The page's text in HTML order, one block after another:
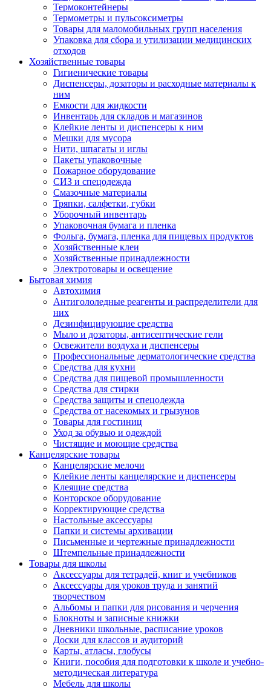
Термоконтейнеры
Термометры и пульсоксиметры
Товары для маломобильных групп населения
Упаковка для сбора и утилизации медицинских
отходов
Хозяйственные товары
Гигиенические товары
Диспенсеры, дозаторы и расходные материалы к
ним
Емкости для жидкости
Инвентарь для складов и магазинов
Клейкие ленты и диспенсеры к ним
Мешки для мусора
Нити, шпагаты и иглы
Пакеты упаковочные
Пожарное оборудование
СИЗ и спецодежда
Смазочные материалы
Тряпки, салфетки, губки
Уборочный инвентарь
Упаковочная бумага и пленка
Фольга, бумага, пленка для пищевых продуктов
Хозяйственные клеи
Хозяйственные принадлежности
Электротовары и освещение
Бытовая химия
Автохимия
Антигололедные реагенты и распределители для
них
Дезинфицирующие средства
Мыло и дозаторы, антисептические гели
Освежители воздуха и диспенсеры
Профессиональные дерматологические средства
Средства для кухни
Средства для пищевой промышленности
Средства для стирки
Средства защиты и спецодежда
Средства от насекомых и грызунов
Товары для гостиниц
Уход за обувью и одеждой
Чистящие и моющие средства
Канцелярские товары
Канцелярские мелочи
Клейкие ленты канцелярские и диспенсеры
Клеящие средства
Конторское оборудование
Корректирующие средства
Настольные аксессуары
Папки и системы архивации
Письменные и чертежные принадлежности
Штемпельные принадлежности
Товары для школы
Аксессуары для тетрадей, книг и учебников
Аксессуары для уроков труда и занятий
творчеством
Альбомы и папки для рисования и черчения
Блокноты и записные книжки
Дневники школьные, расписание уроков
Доски для классов и аудиторий
Карты, атласы, глобусы
Книги, пособия для подготовки к школе и учебно-
методическая литература
Мебель для школы